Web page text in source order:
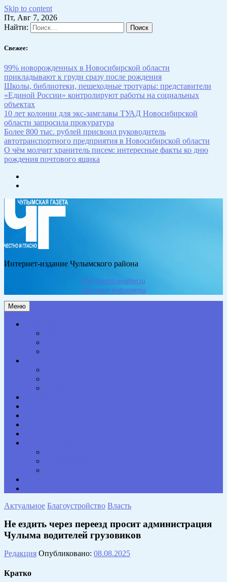
Skip to content
Пт, Авг 7, 2026
Найти:
Свежее:
99% новорожденных в Новосибирской области
прикладывают к груди сразу после рождения
Школы, библиотеки, пешеходные тротуары: представители
«Единой России» контролируют работы на социальных
объектах
10 лет колонии для экс-замглавы ТУАД Новосибирской
области запросила прокуратура
Более 800 тыс. рублей присвоил руководитель
автотранспортного предприятия в Новосибирской области
О чём молчит хранитель писем: интересные факты ко дню
рождения почтового ящика
Интернет-издание Чулымского района
https://world-weather.ru
Погодные информеры
Меню
Актуальное Благоустройство Власть
Не ездить через переезд просит администрация
Чулыма водителей грузовиков
Редакция Опубликовано: 08.08.2025
Кратко